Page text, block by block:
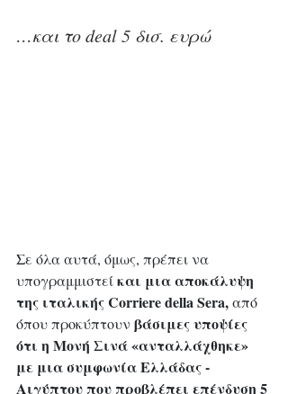
…και το deal 5 δισ. ευρώ
Σε όλα αυτά, όμως, πρέπει να
υπογραμμιστεί και μια αποκάλυψη
της ιταλικής Corriere della Sera, από
όπου προκύπτουν βάσιμες υποψίες
ότι η Μονή Σινά «ανταλλάχθηκε»
με μια συμφωνία Ελλάδας -
Αιγύπτου που προβλέπει επένδυση 5